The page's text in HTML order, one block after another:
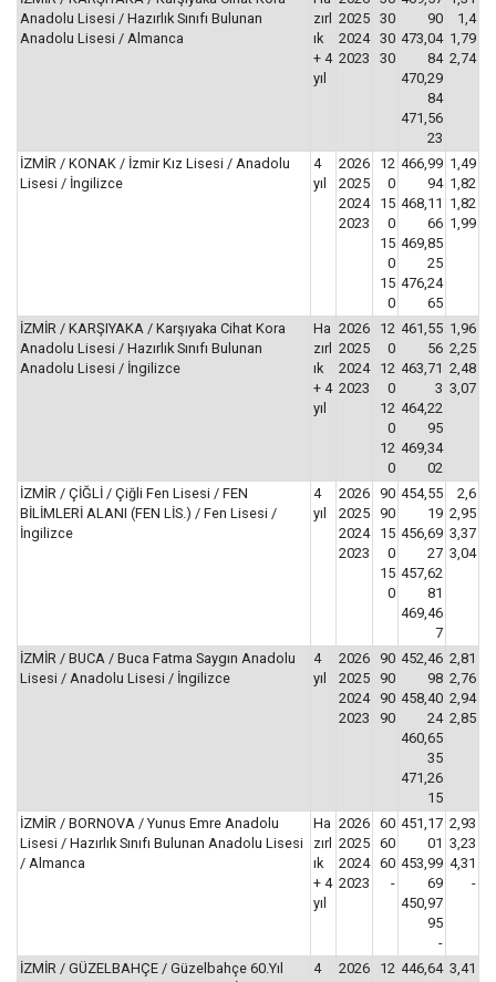
Anadolu Lisesi / Hazırlık Sınıfı Bulunan
Anadolu Lisesi / Almanca
zırl
ık
+ 4
yıl
2025
2024
2023
30
30
30
90
473,04
84
470,29
84
471,56
23
1,4
1,79
2,74
İZMİR / KONAK / İzmir Kız Lisesi / Anadolu
Lisesi / İngilizce
4
yıl
2026
2025
2024
2023
12
0
15
0
15
0
15
0
466,99
94
468,11
66
469,85
25
476,24
65
1,49
1,82
1,82
1,99
İZMİR / KARŞIYAKA / Karşıyaka Cihat Kora
Anadolu Lisesi / Hazırlık Sınıfı Bulunan
Anadolu Lisesi / İngilizce
Ha
zırl
ık
+ 4
yıl
2026
2025
2024
2023
12
0
12
0
12
0
12
0
461,55
56
463,71
3
464,22
95
469,34
02
1,96
2,25
2,48
3,07
İZMİR / ÇİĞLİ / Çiğli Fen Lisesi / FEN
BİLİMLERİ ALANI (FEN LİS.) / Fen Lisesi /
İngilizce
4
yıl
2026
2025
2024
2023
90
90
15
0
15
0
454,55
19
456,69
27
457,62
81
469,46
7
2,6
2,95
3,37
3,04
İZMİR / BUCA / Buca Fatma Saygın Anadolu
Lisesi / Anadolu Lisesi / İngilizce
4
yıl
2026
2025
2024
2023
90
90
90
90
452,46
98
458,40
24
460,65
35
471,26
15
2,81
2,76
2,94
2,85
İZMİR / BORNOVA / Yunus Emre Anadolu
Lisesi / Hazırlık Sınıfı Bulunan Anadolu Lisesi
/ Almanca
Ha
zırl
ık
+ 4
yıl
2026
2025
2024
2023
60
60
60
-
451,17
01
453,99
69
450,97
95
-
2,93
3,23
4,31
-
İZMİR / GÜZELBAHÇE / Güzelbahçe 60.Yıl
4
2026
12 446,64 3,41